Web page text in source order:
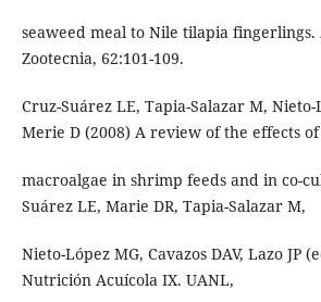
seaweed meal to Nile tilapia fingerlings.
Zootecnia, 62:101-109.
Cruz-Suárez LE, Tapia-Salazar M,
Merie D (2008) A review of the effects of
macroalgae in shrimp feeds and in co-
Suárez LE, Marie DR, Tapia-Salazar M,
Nieto-López MG, Cavazos DAV, Lazo JP
Nutrición Acuícola IX. UANL,